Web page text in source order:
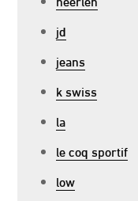
jd
jeans
k swiss
la
le coq sportif
low